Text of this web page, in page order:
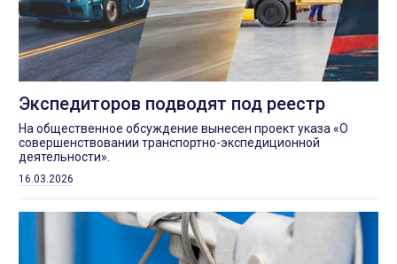
Экспедиторов подводят под реестр
На общественное обсуждение вынесен проект указа «О
совершенствовании транспортно-экспедиционной
деятельности».
16.03.2026